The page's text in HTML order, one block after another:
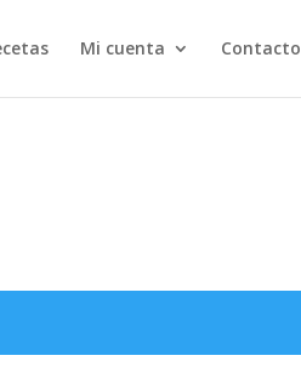
Mi cuenta Contacto